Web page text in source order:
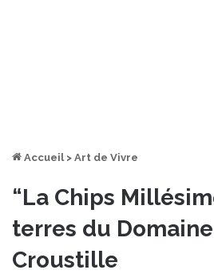
Accueil > Art de Vivre
“La Chips
terres du
Croustille